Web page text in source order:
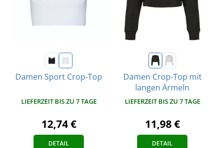
Damen Sport Crop-Top
LIEFERZEIT BIS ZU 7 TAGE
12,74 €
DETAIL
Damen Crop-Top mit
langen Ärmeln
LIEFERZEIT BIS ZU 7 TAGE
11,98 €
DETAIL